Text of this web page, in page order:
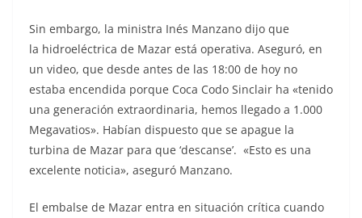
Sin embargo, la ministra Inés Manzano dijo que
la hidroeléctrica de Mazar está operativa. Aseguró, en
un video, que desde antes de las 18:00 de hoy no
estaba encendida porque Coca Codo Sinclair ha «tenido
una generación extraordinaria, hemos llegado a 1.000
Megavatios». Habían dispuesto que se apague la
turbina de Mazar para que ‘descanse’. «Esto es una
excelente noticia», aseguró Manzano.
El embalse de Mazar entra en situación crítica cuando